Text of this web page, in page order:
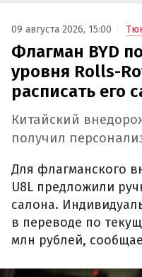
09 августа 2026, 15:00
Флагман BYD
уровня Rolls-
расписать его
Китайский
получил
Для флагманского
U8L предложили
салона.
в переводе по
млн рублей,